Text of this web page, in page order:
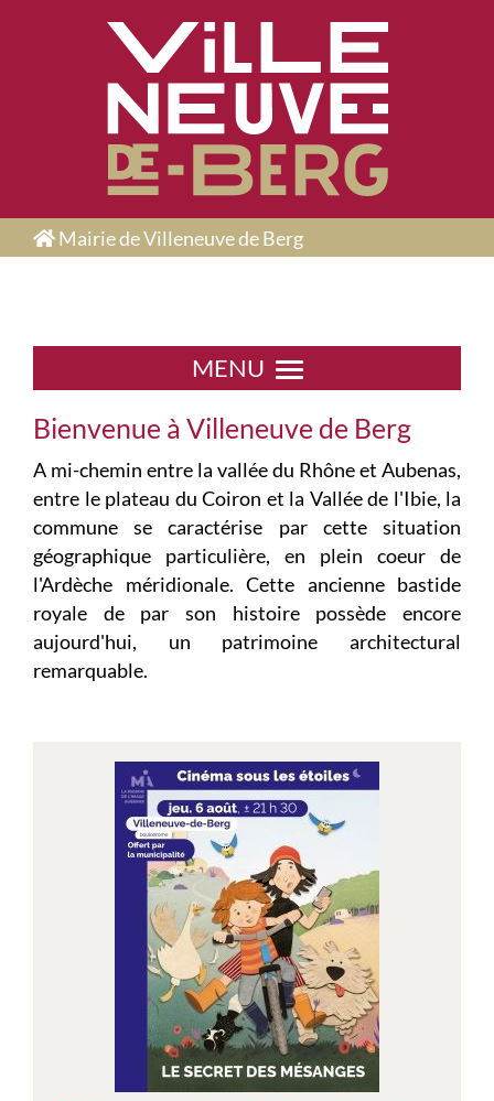
Mairie de Villeneuve de Berg
MENU
Bienvenue à Villeneuve de Berg
A mi-chemin entre la vallée du Rhône et Aubenas,
entre le plateau du Coiron et la Vallée de l'Ibie, la
commune se caractérise par cette situation
géographique particulière, en plein coeur de
l'Ardèche méridionale. Cette ancienne bastide
royale de par son histoire possède encore
aujourd'hui, un patrimoine architectural
remarquable.